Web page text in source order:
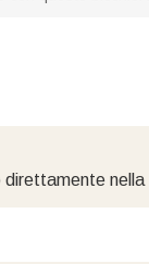
direttamente